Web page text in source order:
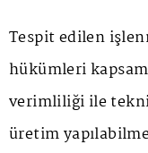
Tespit edilen
hükümleri
verimliliği ile
üretim